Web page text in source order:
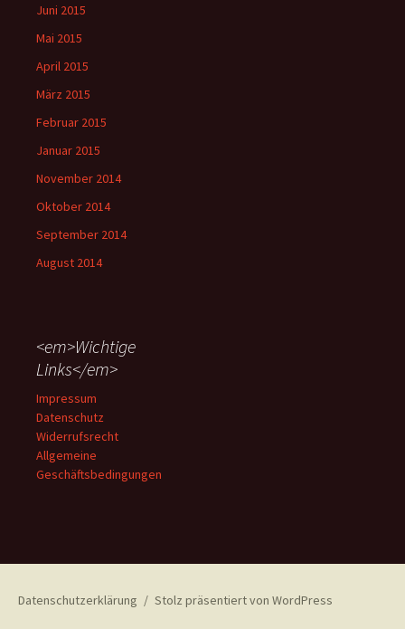
Juni 2015
Mai 2015
April 2015
März 2015
Februar 2015
Januar 2015
November 2014
Oktober 2014
September 2014
August 2014
<em>Wichtige
Links</em>
Impressum
Datenschutz
Widerrufsrecht
Allgemeine
Geschäftsbedingungen
Datenschutzerklärung Stolz präsentiert von WordPress